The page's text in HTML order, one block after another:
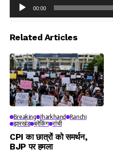
Player
00:00
Related Articles
Breaking Jharkhand Ranchi
झारखंड ब्रेकिंग रांची
CPI का छात्रों को समर्थन,
BJP पर हमला